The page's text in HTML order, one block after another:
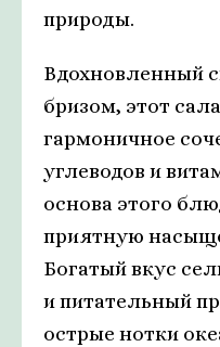
природы.
Вдохновленный
бризом, этот
гармоничное
углеводов и
основа этого
приятную
Богатый вкус
и питательный
острые нотки